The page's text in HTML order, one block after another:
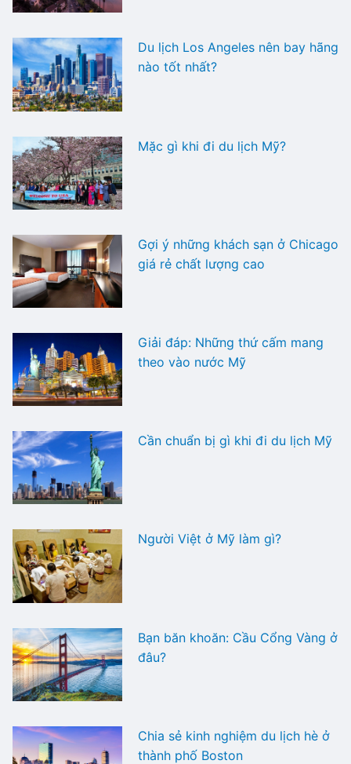
Du lịch Los Angeles nên bay hãng
nào tốt nhất?
Mặc gì khi đi du lịch Mỹ?
Gợi ý những khách sạn ở Chicago
giá rẻ chất lượng cao
Giải đáp: Những thứ cấm mang
theo vào nước Mỹ
Cần chuẩn bị gì khi đi du lịch Mỹ
Người Việt ở Mỹ làm gì?
Bạn băn khoăn: Cầu Cổng Vàng ở
đâu?
Chia sẻ kinh nghiệm du lịch hè ở
thành phố Boston